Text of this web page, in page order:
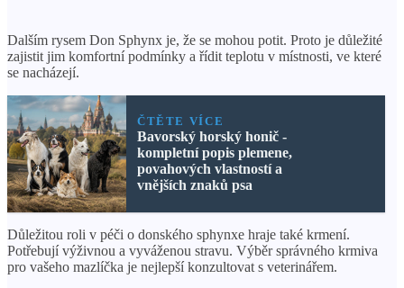
Dalším rysem Don Sphynx je, že se mohou potit. Proto je důležité
zajistit jim komfortní podmínky a řídit teplotu v místnosti, ve které
se nacházejí.
ČTĚTE VÍCE
Bavorský horský honič -
kompletní popis plemene,
povahových vlastností a
vnějších znaků psa
Důležitou roli v péči o donského sphynxe hraje také krmení.
Potřebují výživnou a vyváženou stravu. Výběr správného krmiva
pro vašeho mazlíčka je nejlepší konzultovat s veterinářem.